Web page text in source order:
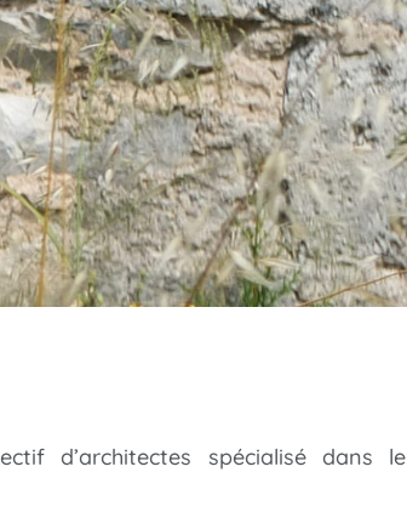
d’architectes spécialisé dans le